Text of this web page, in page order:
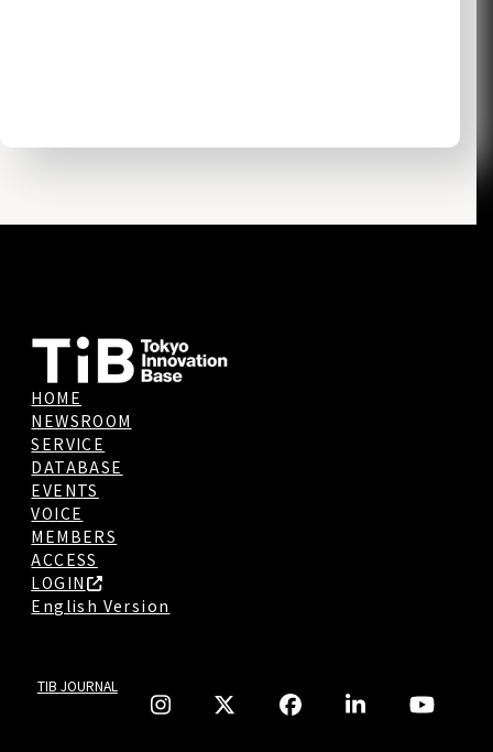
HOME
NEWSROOM
SERVICE
DATABASE
EVENTS
VOICE
MEMBERS
ACCESS
LOGIN
English Version
TIB JOURNAL